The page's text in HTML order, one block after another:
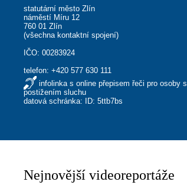
statutární město Zlín
náměstí Míru 12
760 01 Zlín
(všechna kontaktní spojení)
IČO: 00283924
telefon:+420 577 630 111
infolinka s online přepisem řeči pro osoby s
postižením sluchu
datová schránka: ID: 5ttb7bs
Nejnovější videoreportáže